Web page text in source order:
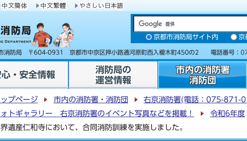
京都市消防局サイト内 京
消防局 〒604-0931 京都市中京区押小路通河原町西入榎木町450の2 電話番号：
・安全情報
消防局の
運営情報
市内の消防署
消防団
ップページ 市内の消防署・消防団 右京消防署(電話：075-871-
トギャラリー 右京消防署のイベント写真などを掲載！
令和6年度
遺産仁和寺において、合同消防訓練を実施しました。